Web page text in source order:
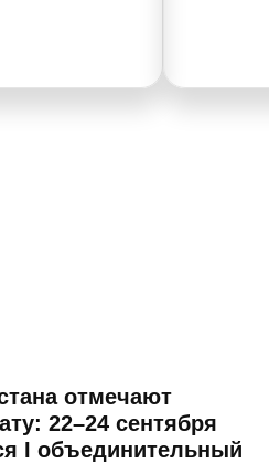
отмечают
22–24 сентября
I объединительный